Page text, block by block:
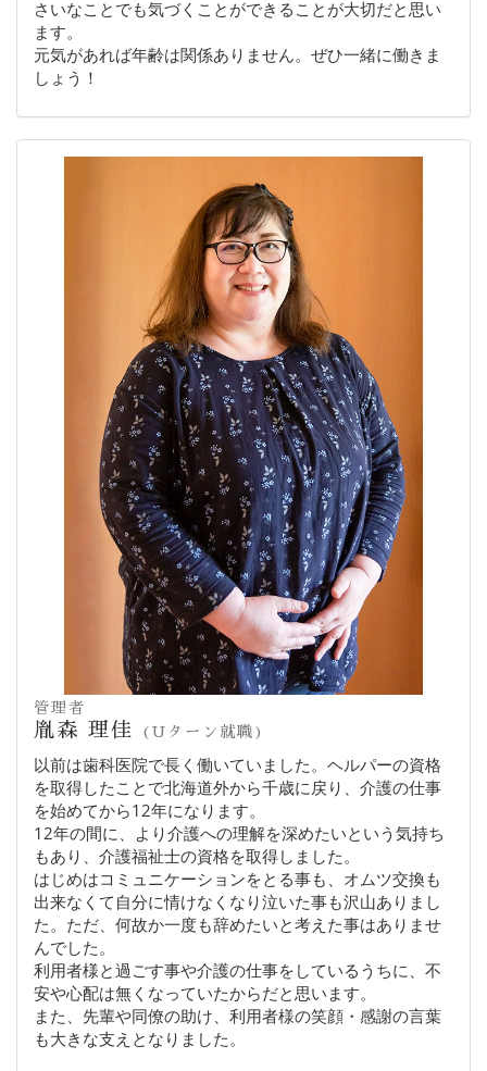
さいなことでも気づくことができることが大切だと思い
ます。
元気があれば年齢は関係ありません。ぜひ一緒に働きま
しょう！
管理者
胤森 理佳 (Uターン就職)
以前は歯科医院で長く働いていました。ヘルパーの資格
を取得したことで北海道外から千歳に戻り、介護の仕事
を始めてから12年になります。
12年の間に、より介護への理解を深めたいという気持ち
もあり、介護福祉士の資格を取得しました。
はじめはコミュニケーションをとる事も、オムツ交換も
出来なくて自分に情けなくなり泣いた事も沢山ありまし
た。ただ、何故か一度も辞めたいと考えた事はありませ
んでした。
利用者様と過ごす事や介護の仕事をしているうちに、不
安や心配は無くなっていたからだと思います。
また、先輩や同僚の助け、利用者様の笑顔・感謝の言葉
も大きな支えとなりました。